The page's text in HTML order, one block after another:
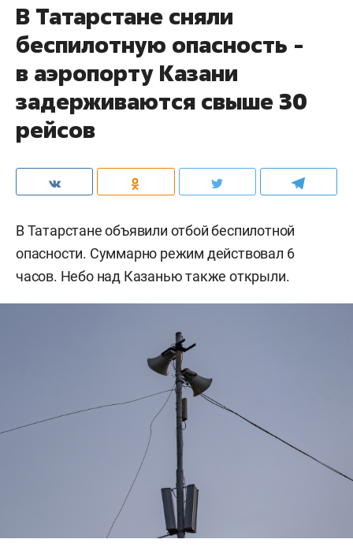
В Татарстане сняли
беспилотную опасность -
в аэропорту Казани
задерживаются свыше 30
рейсов
В Татарстане объявили отбой беспилотной
опасности. Суммарно режим действовал 6
часов. Небо над Казанью также открыли.